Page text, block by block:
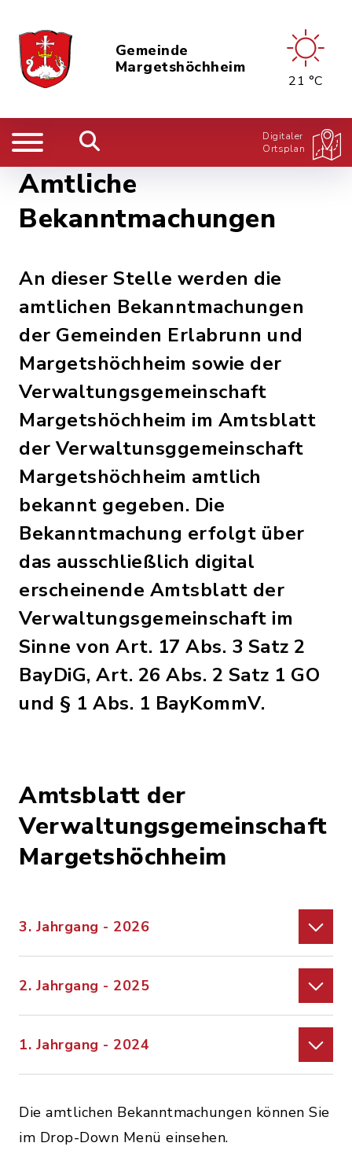
Gemeinde
Margetshöchheim
21 °C
Digitaler
Ortsplan
Amtliche
Bekanntmachungen
An dieser Stelle werden die
amtlichen Bekanntmachungen
der Gemeinden Erlabrunn und
Margetshöchheim sowie der
Verwaltungsgemeinschaft
Margetshöchheim im Amtsblatt
der Verwaltunsggemeinschaft
Margetshöchheim amtlich
bekannt gegeben. Die
Bekanntmachung erfolgt über
das ausschließlich digital
erscheinende Amtsblatt der
Verwaltungsgemeinschaft im
Sinne von Art. 17 Abs. 3 Satz 2
BayDiG, Art. 26 Abs. 2 Satz 1 GO
und § 1 Abs. 1 BayKommV.
Amtsblatt der
Verwaltungsgemeinschaft
Margetshöchheim
3. Jahrgang - 2026
2. Jahrgang - 2025
1. Jahrgang - 2024
Die amtlichen Bekanntmachungen können Sie
im Drop-Down Menü einsehen.